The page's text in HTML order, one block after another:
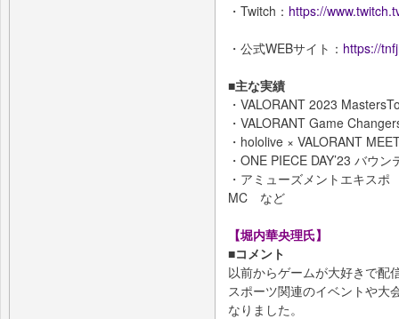
・Twitch： https://
・公式WEBサイト： https://
■主な実績
・VALORANT 2023
・VALORANT Game
・hololive × VALORANT
・ONE PIECE DAY’23 バウ
・アミューズメントエキス
MC など
【堀内華央理氏】
■コメント
以前からゲームが大好きで配
スポーツ関連のイベントや大
なりました。